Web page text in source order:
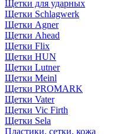
Щетки для ударных
Щетки Schlagwerk
Щетки Agner
Щетки Ahead
Щетки Flix
Щетки HUN
Щетки Lutner
Щетки Meinl
Щетки PROMARK
Щетки Vater
Щетки Vic Firth
Щетки Sela
Пластики, сетки, кожа